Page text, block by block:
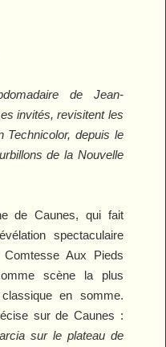
de Jean-
invités, revisitent les
Technicolor, depuis le
de la Nouvelle
de Caunes, qui fait
spectaculaire
Comtesse Aux Pieds
scène la plus
en somme.
sur de Caunes :
sur le plateau de